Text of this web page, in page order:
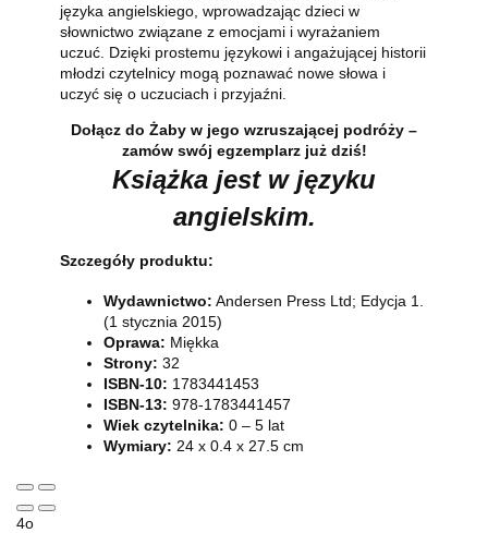
języka angielskiego, wprowadzając dzieci w
słownictwo związane z emocjami i wyrażaniem
uczuć. Dzięki prostemu językowi i angażującej historii
młodzi czytelnicy mogą poznawać nowe słowa i
uczyć się o uczuciach i przyjaźni.
Dołącz do Żaby w jego wzruszającej podróży –
zamów swój egzemplarz już dziś!
Książka jest w języku
angielskim.
Szczegóły produktu:
Wydawnictwo: Andersen Press Ltd; Edycja 1.
(1 stycznia 2015)
Oprawa: Miękka
Strony: 32
ISBN-10: 1783441453
ISBN-13: 978-1783441457
Wiek czytelnika: 0 – 5 lat
Wymiary: 24 x 0.4 x 27.5 cm
4o